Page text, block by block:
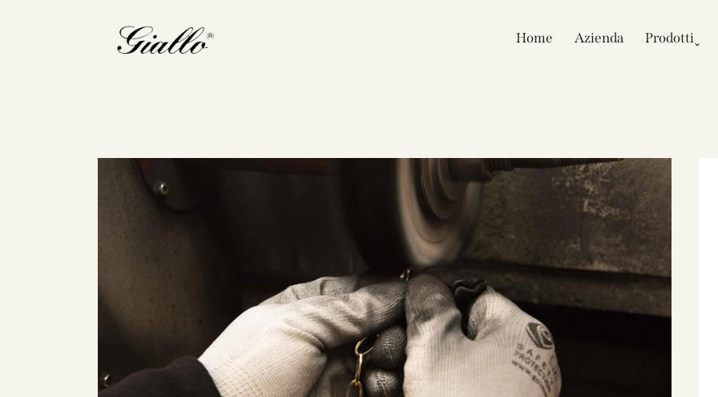
Home Azienda Prodotti ̬